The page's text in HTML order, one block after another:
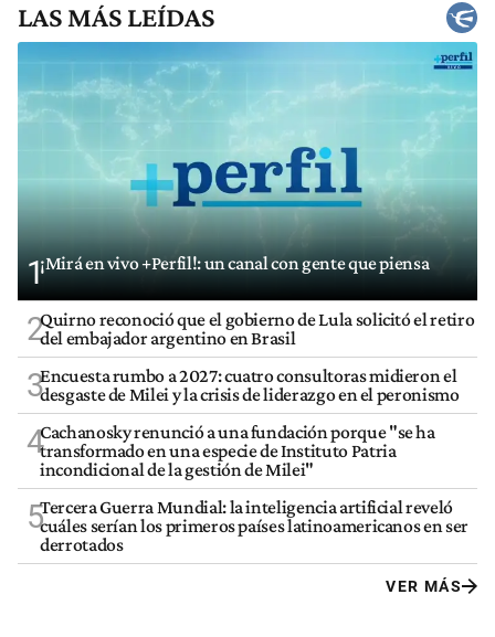
LAS MÁS LEÍDAS
1¡Mirá en vivo +Perfil!: un canal con gente que piensa
2Quirno reconoció que el gobierno de Lula solicitó el retiro
del embajador argentino en Brasil
3Encuesta rumbo a 2027: cuatro consultoras midieron el
desgaste de Milei y la crisis de liderazgo en el peronismo
4Cachanosky renunció a una fundación porque "se ha
transformado en una especie de Instituto Patria
incondicional de la gestión de Milei"
5Tercera Guerra Mundial: la inteligencia artificial reveló
cuáles serían los primeros países latinoamericanos en ser
derrotados
VER MÁS